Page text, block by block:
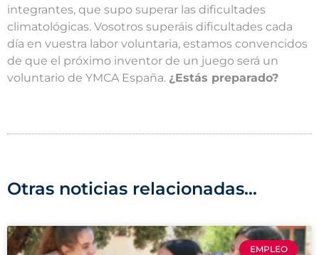
integrantes, que supo superar las dificultades
climatológicas. Vosotros superáis dificultades cada
día en vuestra labor voluntaria, estamos convencidos
de que el próximo inventor de un juego será un
voluntario de YMCA España. ¿Estás preparado?
Otras noticias relacionadas...
EMPLEO